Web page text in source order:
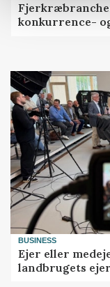
konkurrence-
BUSINESS
Ejer eller
landbrugets